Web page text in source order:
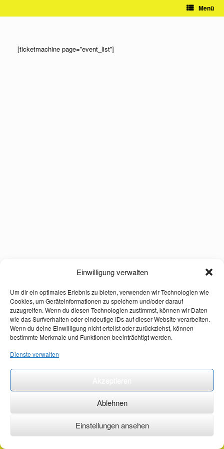
Einwilligung verwalten
Um dir ein optimales Erlebnis zu bieten, verwenden wir Technologien wie
Cookies, um Geräteinformationen zu speichern und/oder darauf
zuzugreifen. Wenn du diesen Technologien zustimmst, können wir Daten
wie das Surfverhalten oder eindeutige IDs auf dieser Website verarbeiten.
Wenn du deine Einwilligung nicht erteilst oder zurückziehst, können
bestimmte Merkmale und Funktionen beeinträchtigt werden.
Dienste verwalten
Ablehnen
Einstellungen ansehen
Menü
[ticketmachine page=”event_list”]
©2026 ·erstehilfekurs-mauch.de ·AGB ·Datenschutzerklärung ·Impressum ·